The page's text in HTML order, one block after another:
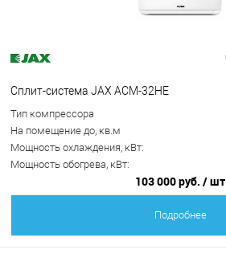
Сплит-система JAX ACM-32HE
Тип компрессора
На помещение до, кв.м
Мощность охлаждения, кВт:
Мощность обогрева, кВт:
103 000 руб. / шт
Подробнее